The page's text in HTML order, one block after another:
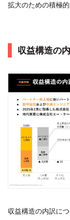
拡大のための積極
収益構造の
収益構造の内訳に